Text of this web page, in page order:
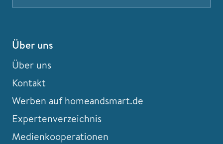
Über uns
Über uns
Kontakt
Werben auf homeandsmart.de
Expertenverzeichnis
Medienkooperationen